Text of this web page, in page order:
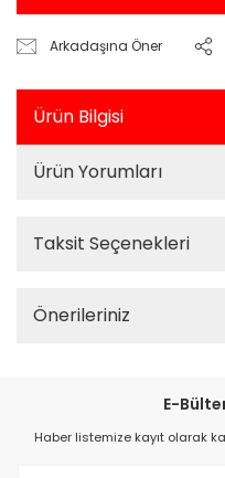
Arkadaşına Öner
Ürün Bilgisi
Ürün Yorumları
Taksit Seçenekleri
Önerileriniz
E-
Haber listemize kayıt olarak